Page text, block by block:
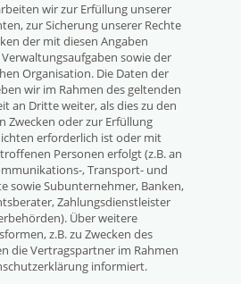
wir zur Erfüllung unserer
zur Sicherung unserer Rechte
der mit diesen Angaben
sowie der
Organisation. Die Daten der
wir im Rahmen des geltenden
an Dritte weiter, als dies zu den
Zwecken oder zur Erfüllung
erforderlich ist oder mit
Personen erfolgt (z.B. an
, Transport- und
sowie Subunternehmer, Banken,
Zahlungsdienstleister
Über weitere
z.B. zu Zwecken des
die Vertragspartner im Rahmen
informiert.